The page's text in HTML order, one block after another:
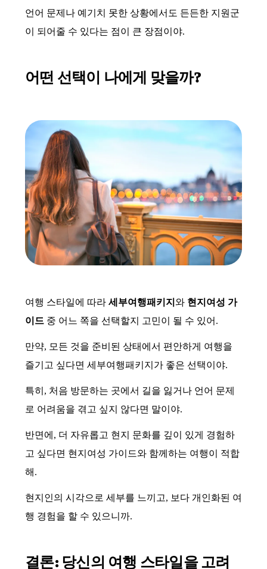
언어 문제나 예기치 못한 상황에서도 든든한 지원군
이 되어줄 수 있다는 점이 큰 장점이야.
어떤 선택이 나에게 맞을까?
여행 스타일에 따라 세부여행패키지 와 현지여성 가
이드 중 어느 쪽을 선택할지 고민이 될 수 있어.
만약, 모든 것을 준비된 상태에서 편안하게 여행을
즐기고 싶다면 세부여행패키지가 좋은 선택이야.
특히, 처음 방문하는 곳에서 길을 잃거나 언어 문제
로 어려움을 겪고 싶지 않다면 말이야.
반면에, 더 자유롭고 현지 문화를 깊이 있게 경험하
고 싶다면 현지여성 가이드와 함께하는 여행이 적합
해.
현지인의 시각으로 세부를 느끼고, 보다 개인화된 여
행 경험을 할 수 있으니까.
결론: 당신의 여행 스타일을 고려